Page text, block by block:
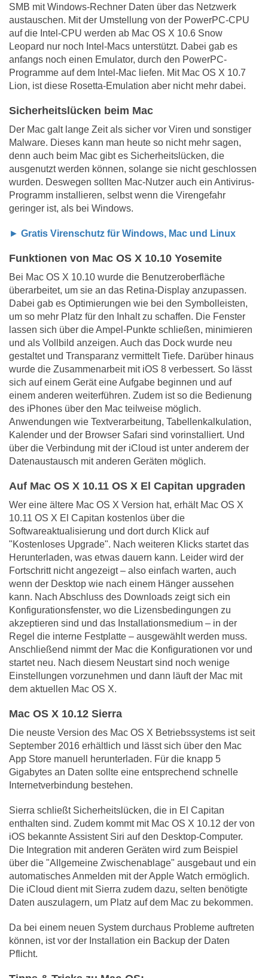
SMB mit Windows-Rechner Daten über das Netzwerk
austauschen. Mit der Umstellung von der PowerPC-CPU
auf die Intel-CPU werden ab Mac OS X 10.6 Snow
Leopard nur noch Intel-Macs unterstützt. Dabei gab es
anfangs noch einen Emulator, durch den PowerPC-
Programme auf dem Intel-Mac liefen. Mit Mac OS X 10.7
Lion, ist diese Rosetta-Emulation aber nicht mehr dabei.
Sicherheitslücken beim Mac
Der Mac galt lange Zeit als sicher vor Viren und sonstiger
Malware. Dieses kann man heute so nicht mehr sagen,
denn auch beim Mac gibt es Sicherheitslücken, die
ausgenutzt werden können, solange sie nicht geschlossen
wurden. Deswegen sollten Mac-Nutzer auch ein Antivirus-
Programm installieren, selbst wenn die Virengefahr
geringer ist, als bei Windows.
► Gratis Virenschutz für Windows, Mac und Linux
Funktionen von Mac OS X 10.10 Yosemite
Bei Mac OS X 10.10 wurde die Benutzeroberfläche
überarbeitet, um sie an das Retina-Display anzupassen.
Dabei gab es Optimierungen wie bei den Symbolleisten,
um so mehr Platz für den Inhalt zu schaffen. Die Fenster
lassen sich über die Ampel-Punkte schließen, minimieren
und als Vollbild anzeigen. Auch das Dock wurde neu
gestaltet und Transparanz vermittelt Tiefe. Darüber hinaus
wurde die Zusammenarbeit mit iOS 8 verbessert. So lässt
sich auf einem Gerät eine Aufgabe beginnen und auf
einem anderen weiterführen. Zudem ist so die Bedienung
des iPhones über den Mac teilweise möglich.
Anwendungen wie Textverarbeitung, Tabellenkalkulation,
Kalender und der Browser Safari sind vorinstalliert. Und
über die Verbindung mit der iCloud ist unter anderem der
Datenaustausch mit anderen Geräten möglich.
Auf Mac OS X 10.11 OS X El Capitan upgraden
Wer eine ältere Mac OS X Version hat, erhält Mac OS X
10.11 OS X El Capitan kostenlos über die
Softwareaktualisierung und dort durch Klick auf
"Kostenloses Upgrade". Nach weiteren Klicks startet das
Herunterladen, was etwas dauern kann. Leider wird der
Fortschritt nicht angezeigt – also einfach warten, auch
wenn der Desktop wie nach einem Hänger aussehen
kann. Nach Abschluss des Downloads zeigt sich ein
Konfigurationsfenster, wo die Lizensbedingungen zu
akzeptieren sind und das Installationsmedium – in der
Regel die interne Festplatte – ausgewählt werden muss.
Anschließend nimmt der Mac die Konfigurationen vor und
startet neu. Nach diesem Neustart sind noch wenige
Einstellungen vorzunehmen und dann läuft der Mac mit
dem aktuellen Mac OS X.
Mac OS X 10.12 Sierra
Die neuste Version des Mac OS X Betriebssystems ist seit
September 2016 erhältlich und lässt sich über den Mac
App Store manuell herunterladen. Für die knapp 5
Gigabytes an Daten sollte eine entsprechend schnelle
Internetverbindung bestehen.
Sierra schließt Sicherheitslücken, die in El Capitan
enthalten sind. Zudem kommt mit Mac OS X 10.12 der von
iOS bekannte Assistent Siri auf den Desktop-Computer.
Die Integration mit anderen Geräten wird zum Beispiel
über die "Allgemeine Zwischenablage" ausgebaut und ein
automatisches Anmelden mit der Apple Watch ermöglich.
Die iCloud dient mit Sierra zudem dazu, selten benötigte
Daten auszulagern, um Platz auf dem Mac zu bekommen.
Da bei einem neuen System durchaus Probleme auftreten
können, ist vor der Installation ein Backup der Daten
Pflicht.